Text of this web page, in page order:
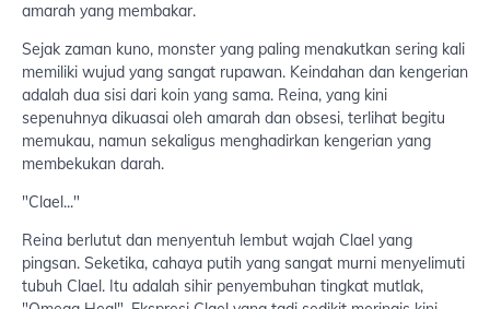
amarah yang membakar.
Sejak zaman kuno, monster yang paling menakutkan sering kali
memiliki wujud yang sangat rupawan. Keindahan dan kengerian
adalah dua sisi dari koin yang sama. Reina, yang kini
sepenuhnya dikuasai oleh amarah dan obsesi, terlihat begitu
memukau, namun sekaligus menghadirkan kengerian yang
membekukan darah.
"Clael..."
Reina berlutut dan menyentuh lembut wajah Clael yang
pingsan. Seketika, cahaya putih yang sangat murni menyelimuti
tubuh Clael. Itu adalah sihir penyembuhan tingkat mutlak,